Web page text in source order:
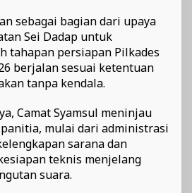
sebagai bagian dari upaya
Sei Dadap untuk
tahapan persiapan Pilkades
berjalan sesuai ketentuan
tanpa kendala.
Camat Syamsul meninjau
mulai dari administrasi
sarana dan
teknis menjelang
suara.